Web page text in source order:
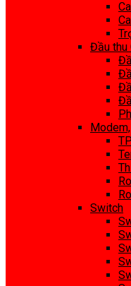
Đầu thu
Switch